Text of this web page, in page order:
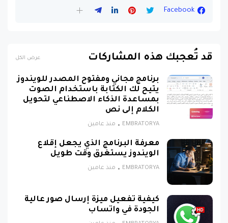
Facebook
قد تُعجبك هذه المشاركات عرض الكل
برنامج مجاني ومفتوح المصدر للويندوز
يتيح لك الكتابة باستخدام الصوت
بمساعدة الذكاء الاصطناعي لتحويل
الكلام إلى نص
EMBRATORYA منذ عامين
معرفة البرنامج الذي يجعل إقلاع
الويندوز يستغرق وقت طويل
EMBRATORYA منذ عامين
كيفية تفعيل ميزة إرسال صور عالية
الجودة في واتساب